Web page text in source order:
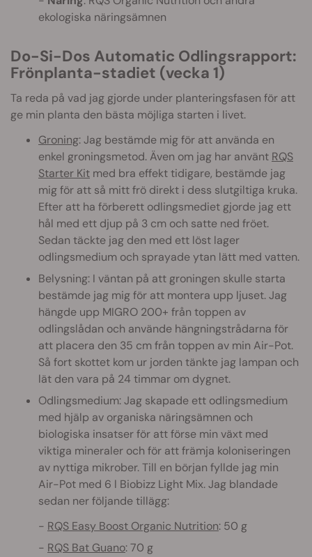
ekologiska näringsämnen
Do-Si-Dos Automatic Odlingsrapport:
Frönplanta-stadiet (vecka 1)
Ta reda på vad jag gjorde under planteringsfasen för att
ge min planta den bästa möjliga starten i livet.
Groning: Jag bestämde mig för att använda en
enkel groningsmetod. Även om jag har använt RQS
Starter Kit med bra effekt tidigare, bestämde jag
mig för att så mitt frö direkt i dess slutgiltiga kruka.
Efter att ha förberett odlingsmediet gjorde jag ett
hål med ett djup på 3 cm och satte ned fröet.
Sedan täckte jag den med ett löst lager
odlingsmedium och sprayade ytan lätt med vatten.
Belysning: I väntan på att groningen skulle starta
bestämde jag mig för att montera upp ljuset. Jag
hängde upp MIGRO 200+ från toppen av
odlingslådan och använde hängningstrådarna för
att placera den 35 cm från toppen av min Air-Pot.
Så fort skottet kom ur jorden tänkte jag lampan och
lät den vara på 24 timmar om dygnet.
Odlingsmedium: Jag skapade ett odlingsmedium
med hjälp av organiska näringsämnen och
biologiska insatser för att förse min växt med
viktiga mineraler och för att främja koloniseringen
av nyttiga mikrober. Till en början fyllde jag min
Air-Pot med 6 l Biobizz Light Mix. Jag blandade
sedan ner följande tillägg:
RQS Easy Boost Organic Nutrition: 50 g
RQS Bat Guano: 70 g